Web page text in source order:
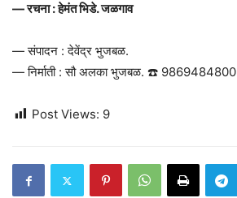
— रचना : हेमंत भिडे. जळगाव
— संपादन : देवेंद्र भुजबळ.
— निर्माती : सौ अलका भुजबळ. ☎️ 9869484800
Post Views: 9